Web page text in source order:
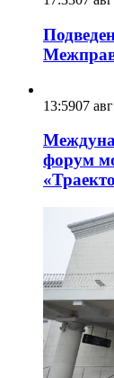
13:5907
форум